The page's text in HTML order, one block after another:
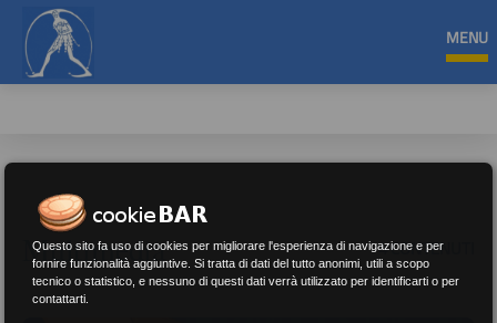
MENU
Multimedia 4 CONTENUTI
Questo sito fa uso di cookies per migliorare l'esperienza di navigazione e per
fornire funzionalità aggiuntive. Si tratta di dati del tutto anonimi, utili a scopo
tecnico o statistico, e nessuno di questi dati verrà utilizzato per identificarti o per
contattarti.